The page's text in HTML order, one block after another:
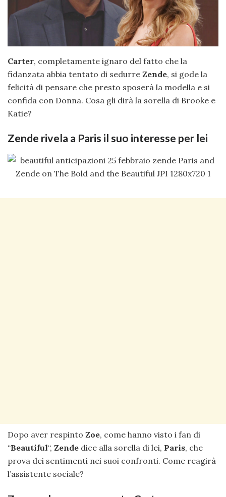
Carter, completamente ignaro del fatto che la
fidanzata abbia tentato di sedurre Zende, si gode la
felicità di pensare che presto sposerà la modella e si
confida con Donna. Cosa gli dirà la sorella di Brooke e
Katie?
Zende rivela a Paris il suo interesse per lei
Dopo aver respinto Zoe, come hanno visto i fan di
“Beautiful“, Zende dice alla sorella di lei, Paris, che
prova dei sentimenti nei suoi confronti. Come reagirà
l’assistente sociale?